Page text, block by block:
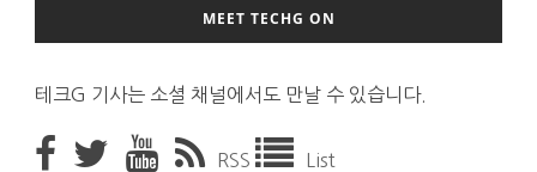
MEET TECHG ON
테크G 기사는 소셜 채널에서도 만날 수 있습니다.
RSS List